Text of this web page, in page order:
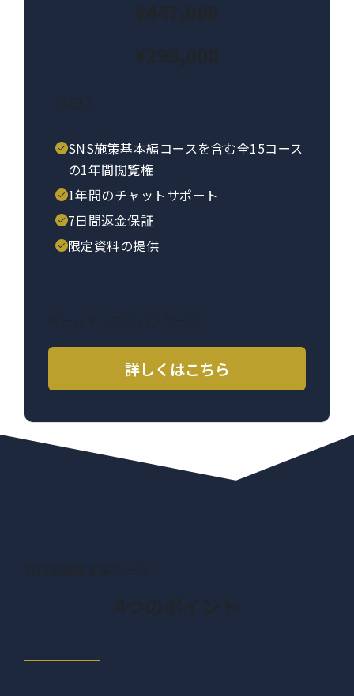
SNS施策基本編コースを含む全15コース
の1年間閲覧権
1年間のチャットサポート
7日間返金保証
限定資料の提供
詳しくはこちら